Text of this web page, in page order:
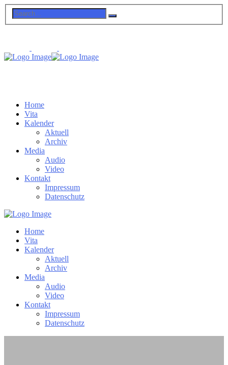
Home
Vita
Kalender
Aktuell
Archiv
Media
Audio
Video
Kontakt
Impressum
Datenschutz
Home
Vita
Kalender
Aktuell
Archiv
Media
Audio
Video
Kontakt
Impressum
Datenschutz